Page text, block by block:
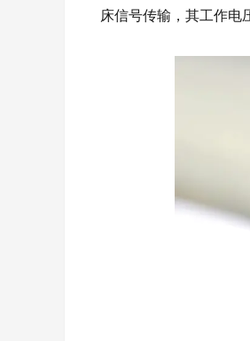
床信号传输，其工作电